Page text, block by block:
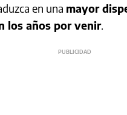
en una mayor
los años por venir.